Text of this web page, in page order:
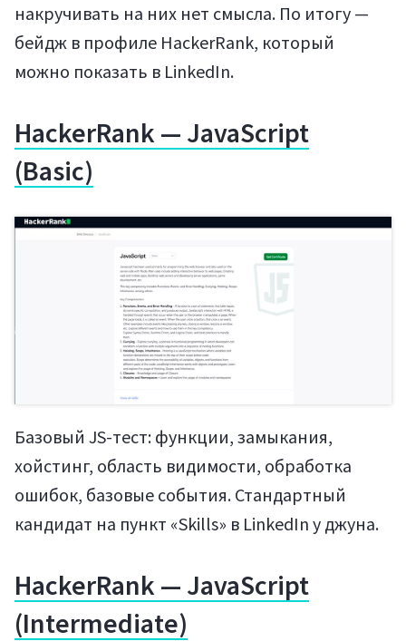
накручивать на них нет смысла. По итогу —
бейдж в профиле HackerRank, который
можно показать в LinkedIn.
HackerRank — JavaScript
(Basic)
Базовый JS-тест: функции, замыкания,
хойстинг, область видимости, обработка
ошибок, базовые события. Стандартный
кандидат на пункт «Skills» в LinkedIn у джуна.
HackerRank — JavaScript
(Intermediate)